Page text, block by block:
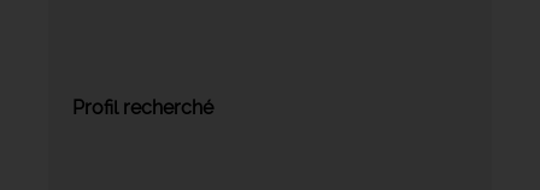
Profil recherché